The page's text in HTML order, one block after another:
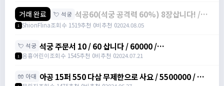
거래 완료 💘 석궁 석공60(석궁 공격력 60%) 8장삽니다! /
장당 9만 / ShionFlina#zKvpL
1 ShionFlina조회수 1519추천 0비추천 02024.08.05
💘 석궁 석궁 주문서 10 / 60 삽니다 / 60000 /
https://open.kakao.com/o/sviFj5Dg
1 음흉어린이조회수 1545추천 0비추천 02024.07.21
🧤 아대 아공 15퍼 550 다삼 무제한으로 사요 / 5500000 / 아